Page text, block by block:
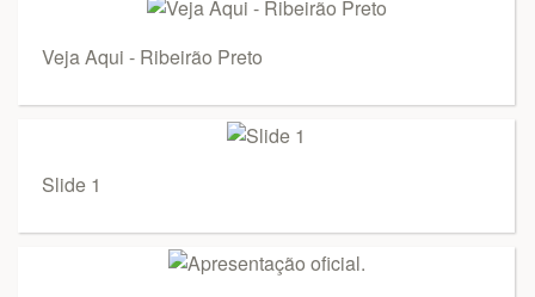
Veja Aqui - Ribeirão Preto
Slide 1